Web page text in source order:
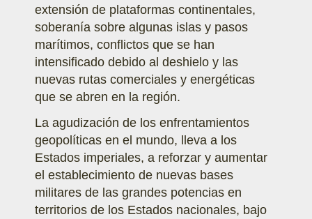
extensión de plataformas continentales,
soberanía sobre algunas islas y pasos
marítimos, conflictos que se han
intensificado debido al deshielo y las
nuevas rutas comerciales y energéticas
que se abren en la región.
La agudización de los enfrentamientos
geopolíticas en el mundo, lleva a los
Estados imperiales, a reforzar y aumentar
el establecimiento de nuevas bases
militares de las grandes potencias en
territorios de los Estados nacionales, bajo